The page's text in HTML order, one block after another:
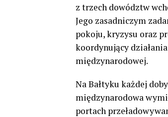
z trzech dowództw
Jego zasadniczym
pokoju, kryzysu oraz
koordynujący
międzynarodowej.
Na Bałtyku każdej
międzynarodowa
portach